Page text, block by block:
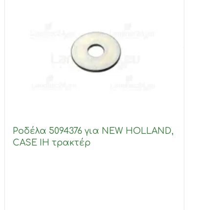
Ροδέλα 5094376 για NEW HOLLAND,
CASE IH τρακτέρ